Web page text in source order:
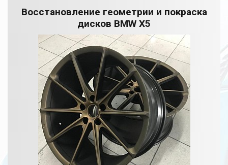
Восстановление геометрии и покраска
дисков BMW X5